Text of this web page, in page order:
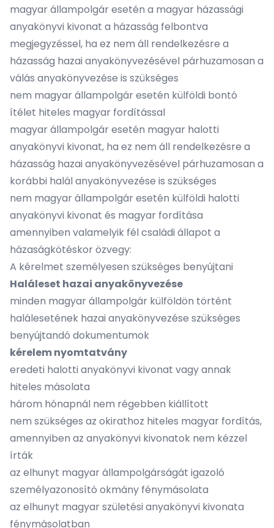
magyar állampolgár esetén a magyar házassági
anyakönyvi kivonat a házasság felbontva
megjegyzéssel, ha ez nem áll rendelkezésre a
házasság hazai anyakönyvezésével párhuzamosan a
válás anyakönyvezése is szükséges
nem magyar állampolgár esetén külföldi bontó
ítélet hiteles magyar fordítással
magyar állampolgár esetén magyar halotti
anyakönyvi kivonat, ha ez nem áll rendelkezésre a
házasság hazai anyakönyvezésével párhuzamosan a
korábbi halál anyakönyvezése is szükséges
nem magyar állampolgár esetén külföldi halotti
anyakönyvi kivonat és magyar fordítása
amennyiben valamelyik fél családi állapot a
házaságkötéskor özvegy:
A kérelmet személyesen szükséges benyújtani
Haláleset hazai anyakönyvezése
minden magyar állampolgár külföldön történt
halálesetének hazai anyakönyvezése szükséges
benyújtandó dokumentumok
kérelem nyomtatvány
eredeti halotti anyakönyvi kivonat vagy annak
hiteles másolata
három hónapnál nem régebben kiállított
nem szükséges az okirathoz hiteles magyar fordítás,
amennyiben az anyakönyvi kivonatok nem kézzel
írták
az elhunyt magyar állampolgárságát igazoló
személyazonosító okmány fénymásolata
az elhunyt magyar születési anyakönyvi kivonata
fénymásolatban